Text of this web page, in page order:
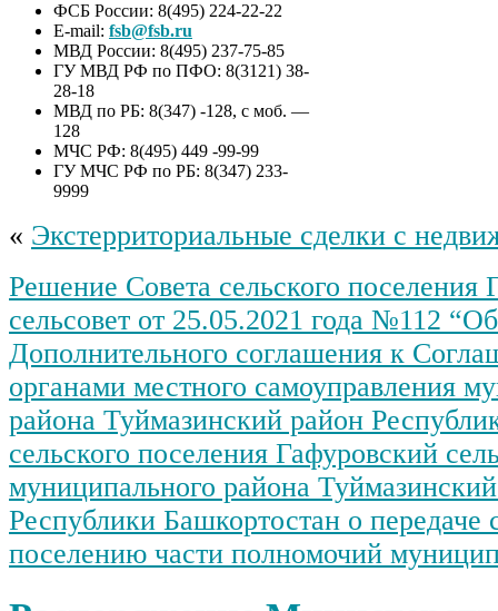
ФСБ России: 8(495) 224-22-22
E-mail: fsb@fsb.ru
МВД России: 8(495) 237-75-85
ГУ МВД РФ по ПФО: 8(3121) 38-
28-18
МВД по РБ: 8(347) -128, с моб. —
128
МЧС РФ: 8(495) 449 -99-99
ГУ МЧС РФ по РБ: 8(347) 233-
9999
« Экстерриториальные сделки с
Решение Совета сельского поселения
сельсовет от 25.05.2021 года №112
Дополнительного соглашения к
органами местного самоуправления
района Туймазинский район
сельского поселения Гафуровский
муниципального района
Республики Башкортостан о передаче
поселению части полномочий